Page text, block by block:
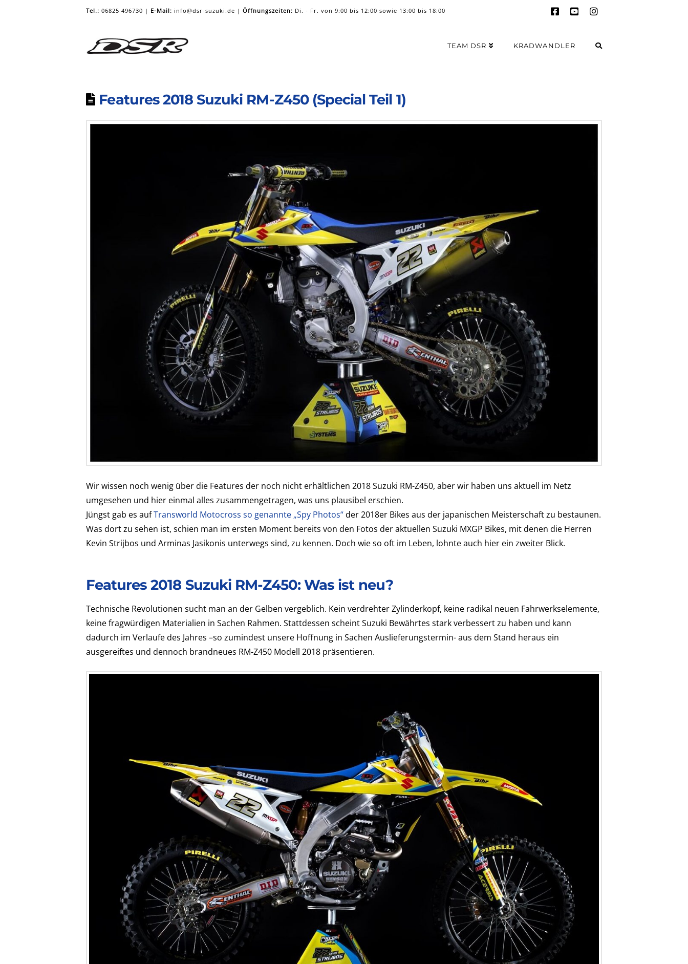
Tel.: 06825 496730 | E-Mail: info@dsr-suzuki.de | Öffnungszeiten: Di. - Fr. von 9:00 bis 12:00 sowie 13:00 bis 18:00
TEAM DSR KRADWANDLER
Features 2018 Suzuki RM-Z450 (Special Teil 1)
Wir wissen noch wenig über die Features der noch nicht erhältlichen 2018 Suzuki RM-Z450, aber wir haben uns aktuell im Netz
umgesehen und hier einmal alles zusammengetragen, was uns plausibel erschien.
Jüngst gab es aufTransworld Motocross so genannte „Spy Photos“der 2018er Bikes aus der japanischen Meisterschaft zu bestaunen.
Was dort zu sehen ist, schien man im ersten Moment bereits von den Fotos der aktuellen Suzuki MXGP Bikes, mit denen die Herren
Kevin Strijbos und Arminas Jasikonis unterwegs sind, zu kennen. Doch wie so oft im Leben, lohnte auch hier ein zweiter Blick.
Features 2018 Suzuki RM-Z450: Was ist neu?
Technische Revolutionen sucht man an der Gelben vergeblich. Kein verdrehter Zylinderkopf, keine radikal neuen Fahrwerkselemente,
keine fragwürdigen Materialien in Sachen Rahmen. Stattdessen scheint Suzuki Bewährtes stark verbessert zu haben und kann
dadurch im Verlaufe des Jahres –so zumindest unsere Hoffnung in Sachen Auslieferungstermin- aus dem Stand heraus ein
ausgereiftes und dennoch brandneues RM-Z450 Modell 2018 präsentieren.